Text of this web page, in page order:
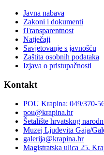
Javna nabava
Zakoni i dokumenti
iTransparentnost
Natječaji
Savjetovanje s javnošću
Zaštita osobnih podataka
Izjava o pristupačnosti
Kontakt
POU Krapina: 049/370-
pou@krapina.hr
Šetalište hrvatskog
Muzej Ljudevita Gaja/
galerija@krapina.hr
Magistratska ulica 25,